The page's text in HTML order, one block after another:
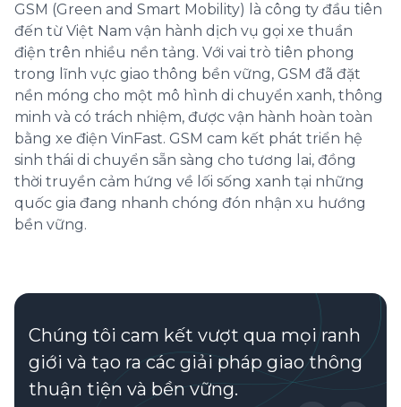
GSM (Green and Smart Mobility) là công ty đầu tiên
đến từ Việt Nam vận hành dịch vụ gọi xe thuần
điện trên nhiều nền tảng. Với vai trò tiên phong
trong lĩnh vực giao thông bền vững, GSM đã đặt
nền móng cho một mô hình di chuyển xanh, thông
minh và có trách nhiệm, được vận hành hoàn toàn
bằng xe điện VinFast. GSM cam kết phát triển hệ
sinh thái di chuyển sẵn sàng cho tương lai, đồng
thời truyền cảm hứng về lối sống xanh tại những
quốc gia đang nhanh chóng đón nhận xu hướng
bền vững.
Chúng tôi cam kết vượt qua mọi ranh
giới và tạo ra các giải pháp giao thông
thuận tiện và bền vững.